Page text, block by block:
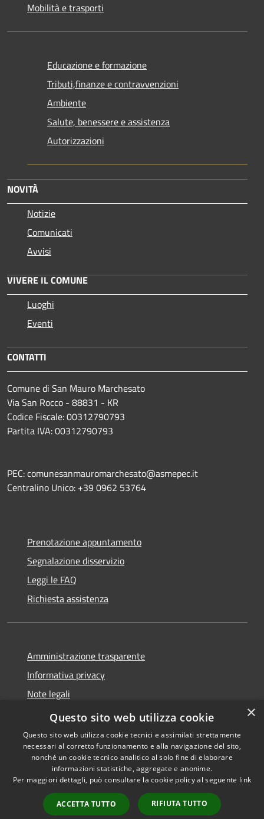
Mobilità e trasporti
Educazione e formazione
Tributi,finanze e contravvenzioni
Ambiente
Salute, benessere e assistenza
Autorizzazioni
NOVITÀ
Notizie
Comunicati
Avvisi
VIVERE IL COMUNE
Luoghi
Eventi
CONTATTI
Comune di San Mauro Marchesato
Via San Rocco - 88831 - KR
Codice Fiscale: 00312790793
Partita IVA: 00312790793
PEC: comunesanmauromarchesato@asmepec.it
Centralino Unico: +39 0962 53764
Prenotazione appuntamento
Segnalazione disservizio
Leggi le FAQ
Richiesta assistenza
Amministrazione trasparente
Informativa privacy
Note legali
Dichiarazione di accessibilità
Accessibilità
Copyright © 2026 • Comune di
San Mauro Marchesato •
Powered byMunicipium
Accesso redazione
×
Questo sito web utilizza cookie
Questo sito web utilizza cookie tecnici e assimilati strettamente
necessari al corretto funzionamento e alla navigazione del sito,
nonché un cookie tecnico analitico al solo fine di elaborare
informazioni statistiche, aggregate e anonime.
Per maggiori dettagli, può consultare la cookie policy al seguente link
ACCETTA TUTTO RIFIUTA TUTTO